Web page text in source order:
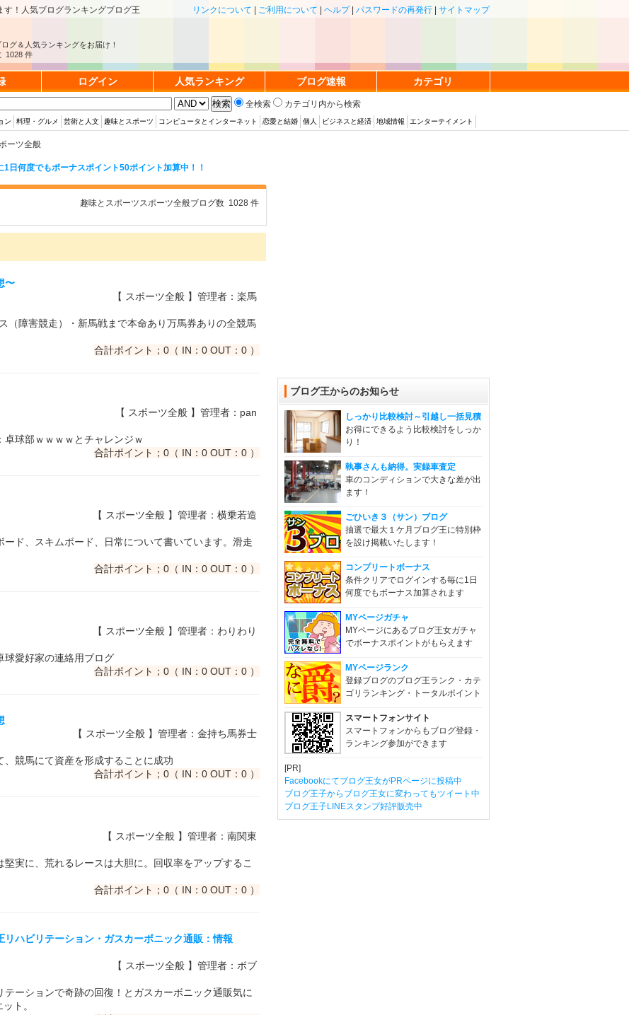
！人気ブログランキングブログ王 リンクについて ご利用について ヘルプ| パスワードの再発行 サイトマップ
グ＆人気ランキングをお届け！
1028 件
ログイン 人気ランキング ブログ速報 カテゴリ
全検索 カテゴリ内から検索
ン 料理・グルメ 芸術と人文 趣味とスポーツ コンピュータとインターネット 恋愛と結婚 個人 ビジネスと経済 地域情報 エンターテイメント
ーツ全般
1日何度でもボーナスポイント50ポイント加算中！！
趣味とスポーツスポーツ全般ブログ数 1028 件
〜
【 スポーツ全般 】管理者：楽馬
（障害競走）・新馬戦まで本命あり万馬券ありの全競馬
合計ポイント；0（ IN：0 OUT：0 ）
【 スポーツ全般 】管理者：pan
球部ｗｗｗｗとチャレンジｗ
合計ポイント；0（ IN：0 OUT：0 ）
【 スポーツ全般 】管理者：横乗若造
ド、スキムボード、日常について書いています。滑走
合計ポイント；0（ IN：0 OUT：0 ）
【 スポーツ全般 】管理者：わりわり
球愛好家の連絡用ブログ
合計ポイント；0（ IN：0 OUT：0 ）
【 スポーツ全般 】管理者：金持ち馬券士
競馬にて資産を形成することに成功
合計ポイント；0（ IN：0 OUT：0 ）
【 スポーツ全般 】管理者：南関東
実に、荒れるレースは大胆に。回収率をアップするこ
合計ポイント；0（ IN：0 OUT：0 ）
ハビリテーション・ガスカーボニック通販：情報
【 スポーツ全般 】管理者：ボブ
ーションで奇跡の回復！とガスカーボニック通販気に
ト。
ブログ王からのお知らせ
しっかり比較検討～引越し一括見積
お得にできるよう比較検討をしっか
り！
執事さんも納得。実録車査定
車のコンディションで大きな差が出
ます！
ごひいき３（サン）ブログ
抽選で最大１ケ月ブログ王に特別枠
を設け掲載いたします！
コンプリートボーナス
条件クリアでログインする毎に1日
何度でもボーナス加算されます
MYページガチャ
MYページにあるブログ王女ガチャ
でボーナスポイントがもらえます
MYページランク
登録ブログのブログ王ランク・カテ
ゴリランキング・トータルポイント
スマートフォンサイト
スマートフォンからもブログ登録・
ランキング参加ができます
[PR]
Facebookにてブログ王女がPRページに投稿中
ブログ王子からブログ王女に変わってもツイート中
ブログ王子LINEスタンプ好評販売中